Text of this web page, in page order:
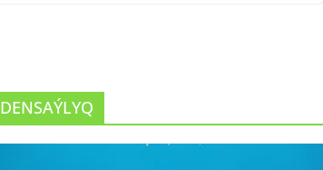
DENSAÝLYQ